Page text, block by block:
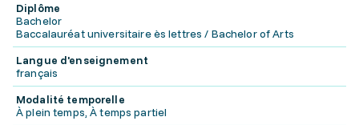
Diplôme
Bachelor
Baccalauréat universitaire ès lettres / Bachelor of Arts
Langue d'enseignement
français
Modalité temporelle
À plein temps, À temps partiel